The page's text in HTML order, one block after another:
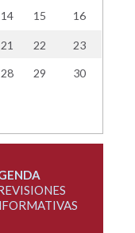
14 15 16
21 22 23
28 29 30